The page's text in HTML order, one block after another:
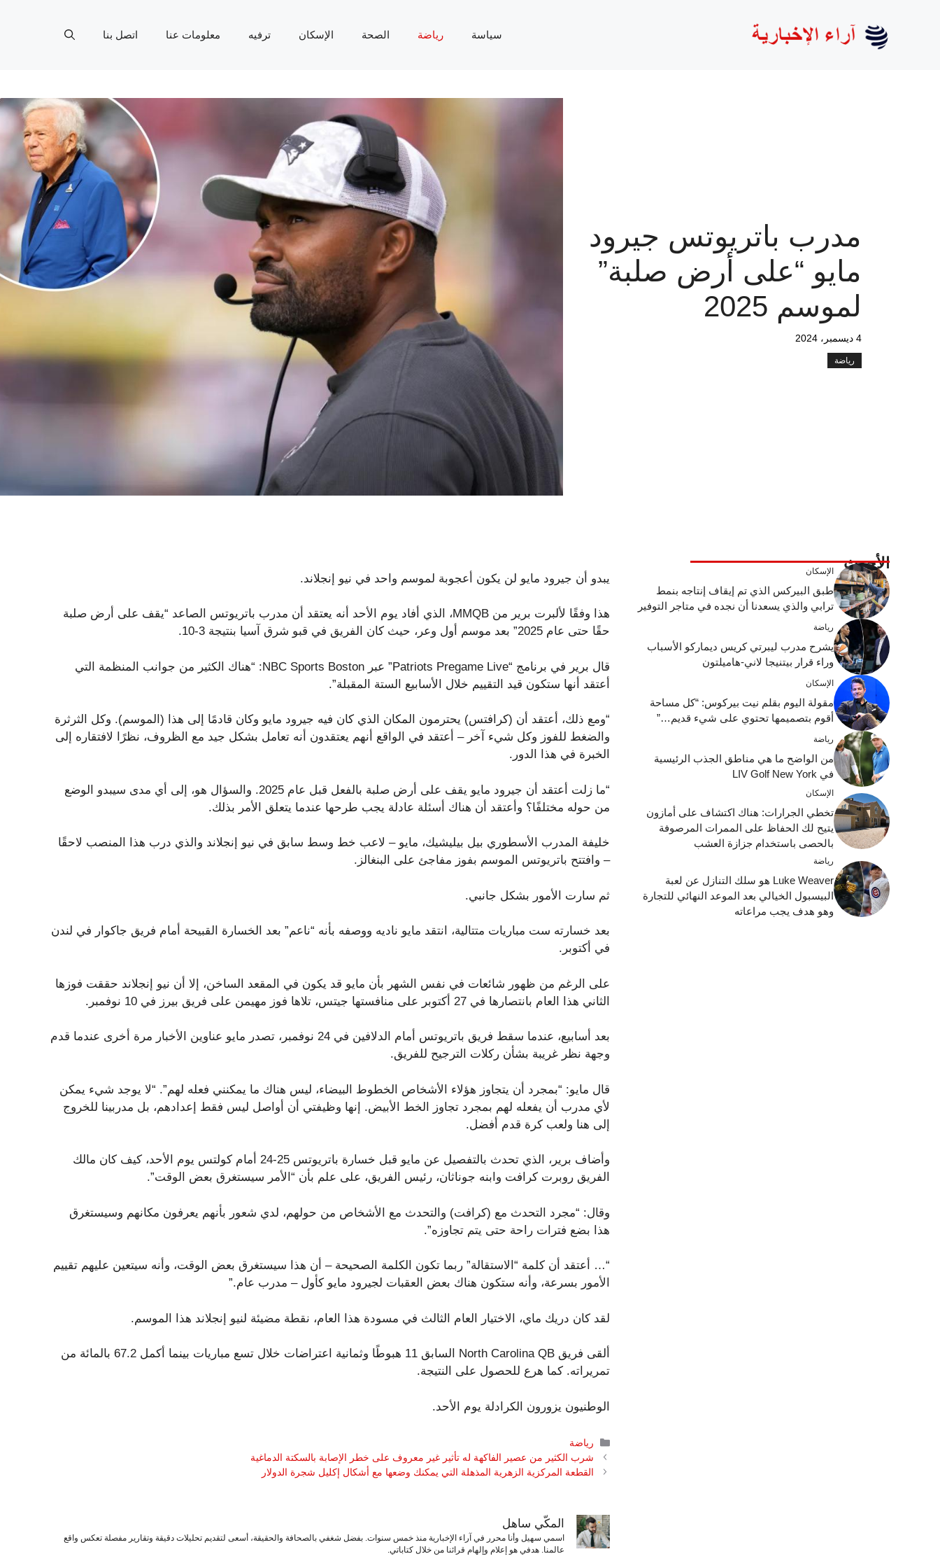
سياسة رياضة الصحة الإسكان ترفيه معلومات عنا اتصل بنا
مدرب باتريوتس جيرود
مايو “على أرض صلبة”
لموسم 2025
4 ديسمبر، 2024
رياضة
يبدو أن جيرود مايو لن يكون أعجوبة لموسم واحد في نيو إنجلاند.
هذا وفقًا لألبرت برير من MMQB، الذي أفاد يوم الأحد أنه يعتقد أن مدرب باتريوتس الصاعد “يقف على أرض صلبة
حقًا حتى عام 2025” بعد موسم أول وعر، حيث كان الفريق في قبو شرق آسيا بنتيجة 3-10.
قال برير في برنامج “Patriots Pregame Live” عبر NBC Sports Boston: “هناك الكثير من جوانب المنظمة التي
أعتقد أنها ستكون قيد التقييم خلال الأسابيع الستة المقبلة”.
“ومع ذلك، أعتقد أن (كرافتس) يحترمون المكان الذي كان فيه جيرود مايو وكان قادمًا إلى هذا (الموسم). وكل الثرثرة
والضغط للفوز وكل شيء آخر – أعتقد في الواقع أنهم يعتقدون أنه تعامل بشكل جيد مع الظروف، نظرًا لافتقاره إلى
الخبرة في هذا الدور.
“ما زلت أعتقد أن جيرود مايو يقف على أرض صلبة بالفعل قبل عام 2025. والسؤال هو، إلى أي مدى سيبدو الوضع
من حوله مختلفًا؟ وأعتقد أن هناك أسئلة عادلة يجب طرحها عندما يتعلق الأمر بذلك.
خليفة المدرب الأسطوري بيل بيليشيك، مايو – لاعب خط وسط سابق في نيو إنجلاند والذي درب هذا المنصب لاحقًا
– وافتتح باتريوتس الموسم بفوز مفاجئ على البنغالز.
ثم سارت الأمور بشكل جانبي.
بعد خسارته ست مباريات متتالية، انتقد مايو ناديه ووصفه بأنه “ناعم” بعد الخسارة القبيحة أمام فريق جاكوار في لندن
في أكتوبر.
على الرغم من ظهور شائعات في نفس الشهر بأن مايو قد يكون في المقعد الساخن، إلا أن نيو إنجلاند حققت فوزها
الثاني هذا العام بانتصارها في 27 أكتوبر على منافستها جيتس، تلاها فوز مهيمن على فريق بيرز في 10 نوفمبر.
بعد أسابيع، عندما سقط فريق باتريوتس أمام الدلافين في 24 نوفمبر، تصدر مايو عناوين الأخبار مرة أخرى عندما قدم
وجهة نظر غريبة بشأن ركلات الترجيح للفريق.
قال مايو: “بمجرد أن يتجاوز هؤلاء الأشخاص الخطوط البيضاء، ليس هناك ما يمكنني فعله لهم”. “لا يوجد شيء يمكن
لأي مدرب أن يفعله لهم بمجرد تجاوز الخط الأبيض. إنها وظيفتي أن أواصل ليس فقط إعدادهم، بل مدربينا للخروج
إلى هنا ولعب كرة قدم أفضل.
وأضاف برير، الذي تحدث بالتفصيل عن مايو قبل خسارة باتريوتس 25-24 أمام كولتس يوم الأحد، كيف كان مالك
الفريق روبرت كرافت وابنه جوناثان، رئيس الفريق، على علم بأن “الأمر سيستغرق بعض الوقت”.
وقال: “مجرد التحدث مع (كرافت) والتحدث مع الأشخاص من حولهم، لدي شعور بأنهم يعرفون مكانهم وسيستغرق
هذا بضع فترات راحة حتى يتم تجاوزه”.
“… أعتقد أن كلمة “الاستقالة” ربما تكون الكلمة الصحيحة – أن هذا سيستغرق بعض الوقت، وأنه سيتعين عليهم تقييم
الأمور بسرعة، وأنه ستكون هناك بعض العقبات لجيرود مايو كأول – مدرب عام.”
لقد كان دريك ماي، الاختيار العام الثالث في مسودة هذا العام، نقطة مضيئة لنيو إنجلاند هذا الموسم.
ألقى فريق North Carolina QB السابق 11 هبوطًا وثمانية اعتراضات خلال تسع مباريات بينما أكمل 67.2 بالمائة من
تمريراته. كما هرع للحصول على النتيجة.
الوطنيون يزورون الكرادلة يوم الأحد.
التصنيفات
رياضة
شرب الكثير من عصير الفاكهة له تأثير غير معروف على خطر الإصابة بالسكتة الدماغية
القطعة المركزية الزهرية المذهلة التي يمكنك وضعها مع أشكال إكليل شجرة الدولار
المكّي ساهل
اسمي سهيل وأنا محرر في آراء الإخبارية منذ خمس سنوات. بفضل شغفي بالصحافة والحقيقة، أسعى لتقديم تحليلات دقيقة وتقارير مفصلة تعكس واقع
عالمنا. هدفي هو إعلام وإلهام قرائنا من خلال كتاباتي.
الأحدث الإسكان
طبق البيركس الذي تم إيقاف إنتاجه بنمط
ترابي والذي يسعدنا أن نجده في متاجر التوفير
رياضة
يشرح مدرب ليبرتي كريس ديماركو الأسباب
وراء قرار بيتنيجا لاني-هاميلتون
الإسكان
مقولة اليوم بقلم نيت بيركوس: “كل مساحة
أقوم بتصميمها تحتوي على شيء قديم…”
رياضة
من الواضح ما هي مناطق الجذب الرئيسية
في LIV Golf New York
الإسكان
تخطي الجرارات: هناك اكتشاف على أمازون
يتيح لك الحفاظ على الممرات المرصوفة
بالحصى باستخدام جزازة العشب
رياضة
Luke Weaver هو سلك التنازل عن لعبة
البيسبول الخيالي بعد الموعد النهائي للتجارة
وهو هدف يجب مراعاته